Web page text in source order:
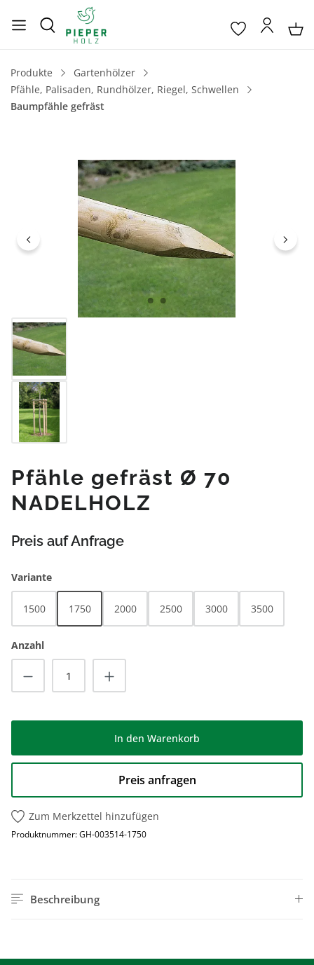
Produkte
Gartenhölzer
Pfähle, Palisaden, Rundhölzer, Riegel, Schwellen
Baumpfähle gefräst
Bildergalerie überspringen
Pfähle gefräst Ø 70
NADELHOLZ
Preis auf Anfrage
Varianteauswählen
1500 1750 2000 2500 3000 3500
Anzahl
Produkt Anzahl: Gib den gewünschten
In den Warenkorb
Preis anfragen
Zum Merkzettel hinzufügen
Produktnummer:GH-003514-1750
Beschreibung